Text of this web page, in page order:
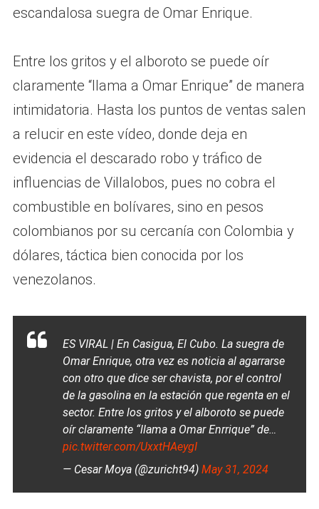
escandalosa suegra de Omar Enrique.
Entre los gritos y el alboroto se puede oír
claramente “llama a Omar Enrique” de manera
intimidatoria. Hasta los puntos de ventas salen
a relucir en este vídeo, donde deja en
evidencia el descarado robo y tráfico de
influencias de Villalobos, pues no cobra el
combustible en bolívares, sino en pesos
colombianos por su cercanía con Colombia y
dólares, táctica bien conocida por los
venezolanos.
ES VIRAL | En Casigua, El Cubo. La suegra de
Omar Enrique, otra vez es noticia al agarrarse
con otro que dice ser chavista, por el control
de la gasolina en la estación que regenta en el
sector. Entre los gritos y el alboroto se puede
oír claramente “llama a Omar Enrrique” de…
pic.twitter.com/UxxtHAeygI
— Cesar Moya (@zuricht94) May 31, 2024